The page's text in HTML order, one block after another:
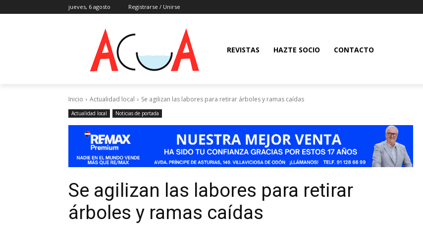
jueves, 6 agosto Registrarse / Unirse
REVISTAS HAZTE SOCIO CONTACTO
Inicio Actualidad local Se agilizan las labores para retirar árboles y ramas caídas
Actualidad local Noticias de portada
Se agilizan las labores para retirar
árboles y ramas caídas